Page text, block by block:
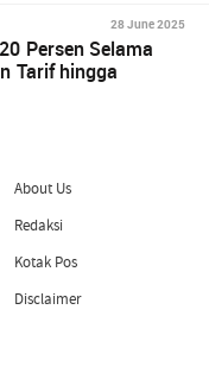
28 June 2025
Persen Selama
Tarif hingga
About Us
Redaksi
Kotak Pos
Disclaimer